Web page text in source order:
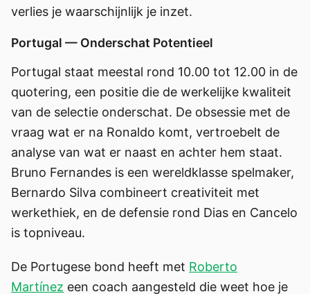
verlies je waarschijnlijk je inzet.
Portugal — Onderschat Potentieel
Portugal staat meestal rond 10.00 tot 12.00 in de
quotering, een positie die de werkelijke kwaliteit
van de selectie onderschat. De obsessie met de
vraag wat er na Ronaldo komt, vertroebelt de
analyse van wat er naast en achter hem staat.
Bruno Fernandes is een wereldklasse spelmaker,
Bernardo Silva combineert creativiteit met
werkethiek, en de defensie rond Dias en Cancelo
is topniveau.
De Portugese bond heeft met Roberto
Martínez een coach aangesteld die weet hoe je